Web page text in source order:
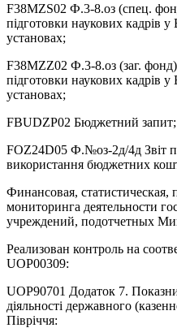
F38MZS02 Ф.3-8.оз (спец.
підготовки наукових кадрів
установах;
F38MZZ02 Ф.3-8.оз (заг.
підготовки наукових кадрів
установах;
FBUDZP02 Бюджетний запит;
FOZ24D05 Ф.№оз-2д/4д Звіт
використання бюджетних
Финансовая,
мониторинга деятельности
учреждений, подотчетных
Реализован контроль на
UOP00309:
UOP90701 Додаток 7.
діяльності державного
Півріччя: